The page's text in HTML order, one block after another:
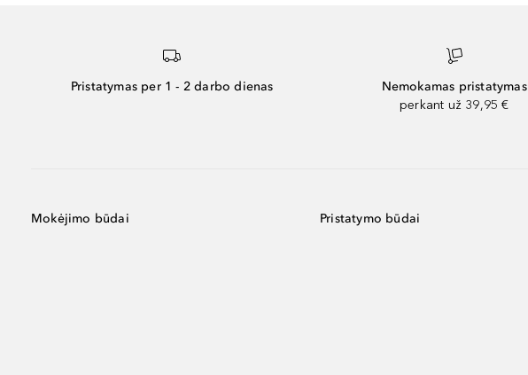
Pristatymas per 1 - 2 darbo dienas
Nemokamas pristatymas
perkant už 39,95 €
Mokėjimo būdai Pristatymo būdai